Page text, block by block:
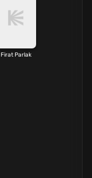
Firat Parlak